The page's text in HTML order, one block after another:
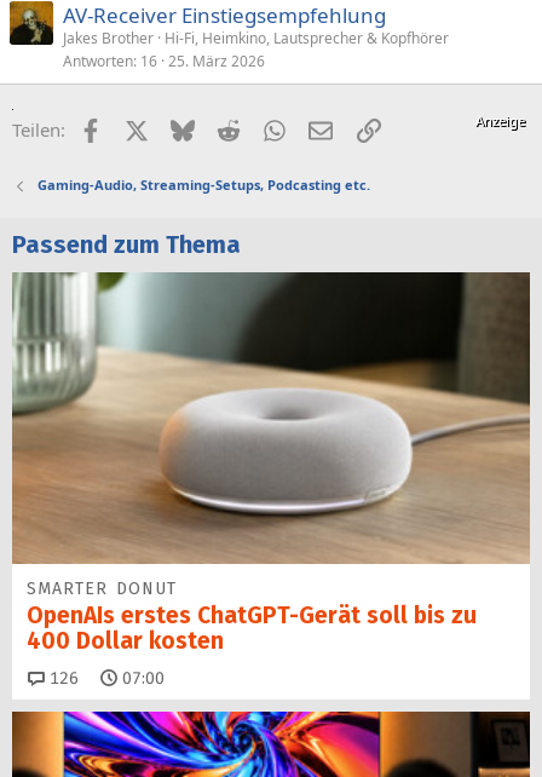
AV-Receiver Einstiegsempfehlung
Jakes Brother Hi-Fi, Heimkino, Lautsprecher & Kopfhörer
Antworten 16 25. März 2026
Teilen: FacebookX (Twitter)
BlueskyRedditWhatsApp
E-MailLink
Gaming-Audio, Streaming-Setups, Podcasting etc.
Passend zum Thema
SMARTER DONUT
OpenAIs erstes ChatGPT-Gerät soll bis zu
400 Dollar kosten
126 Kommentare
07:00